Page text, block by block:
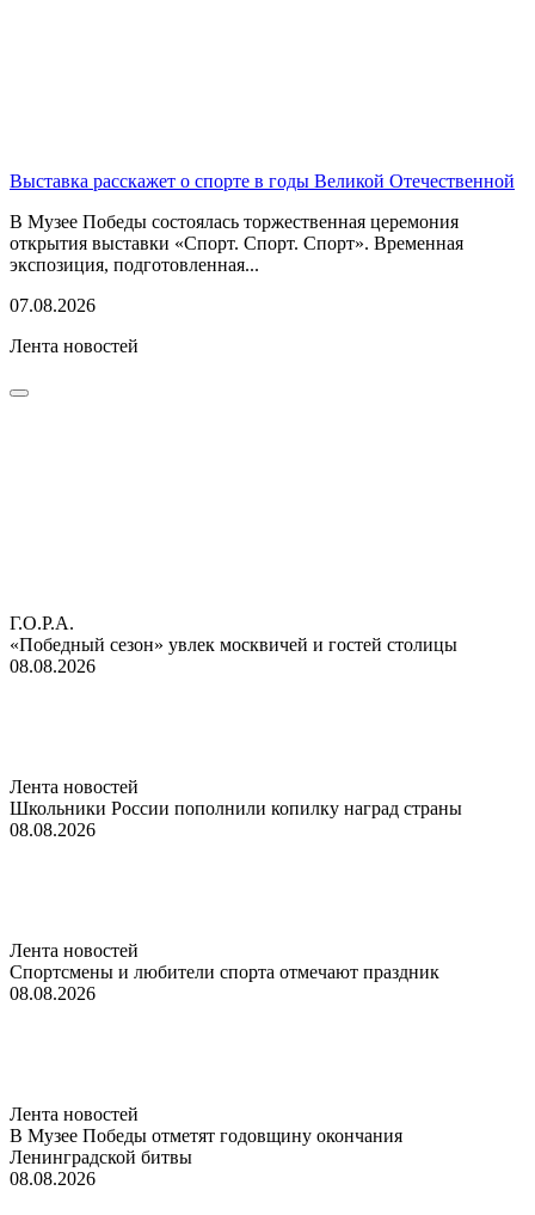
Выставка расскажет о спорте в годы Великой Отечественной
В Музее Победы состоялась торжественная церемония
открытия выставки «Спорт. Спорт. Спорт». Временная
экспозиция, подготовленная...
07.08.2026
Лента новостей
Г.О.Р.А.
«Победный сезон» увлек москвичей и гостей столицы
08.08.2026
Лента новостей
Школьники России пополнили копилку наград страны
08.08.2026
Лента новостей
Спортсмены и любители спорта отмечают праздник
08.08.2026
Лента новостей
В Музее Победы отметят годовщину окончания
Ленинградской битвы
08.08.2026